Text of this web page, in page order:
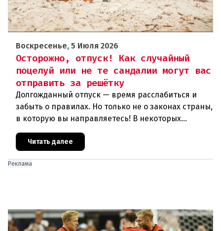
Воскресенье, 5 Июля 2026
Осторожно, отпуск! Как случайный
поцелуй или не те сандалии могут вас
отправить за решётку
Долгожданный отпуск — время расслабиться и
забыть о правилах. Но только не о законах страны,
в которую вы направляетесь! В некоторых
настолько необычные и
Читать далее
Реклама